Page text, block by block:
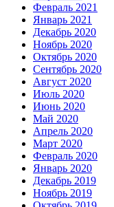
Февраль 2021
Январь 2021
Декабрь 2020
Ноябрь 2020
Октябрь 2020
Сентябрь 2020
Август 2020
Июль 2020
Июнь 2020
Май 2020
Апрель 2020
Март 2020
Февраль 2020
Январь 2020
Декабрь 2019
Ноябрь 2019